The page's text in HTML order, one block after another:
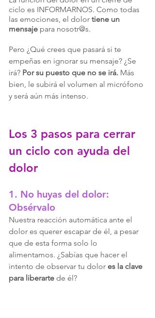
ciclo es INFORMARNOS. Como todas
las emociones, el dolor tiene un
mensaje para nosotr@s.
Pero ¿Qué crees que pasará si te
empeñas en ignorar su mensaje? ¿Se
irá? Por su puesto que no se irá. Más
bien, le subirá el volumen al micrófono
y será aún más intenso.
Los 3 pasos para cerrar
un ciclo con ayuda del
dolor
1. No huyas del dolor:
Obsérvalo
Nuestra reacción automática ante el
dolor es querer escapar de él, a pesar
que de esta forma solo lo
alimentamos. ¿Sabías que hacer el
intento de observar tu dolor es la clave
para liberarte de él?